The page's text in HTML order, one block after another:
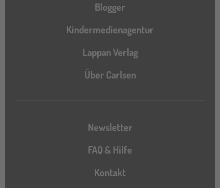
Blogger
Kindermedienagentur
Lappan Verlag
Über Carlsen
Newsletter
FAQ & Hilfe
Kontakt